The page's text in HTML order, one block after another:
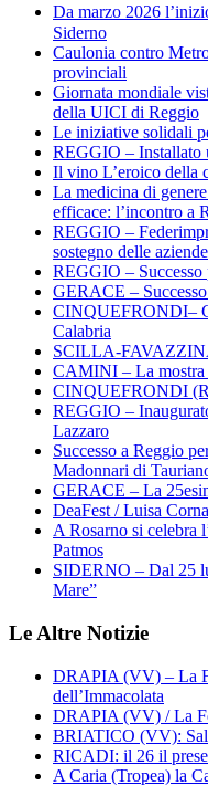
Da marzo 2026
Siderno
Caulonia contro
provinciali
Giornata mondiale
della UICI di Reggio
Le iniziative solidali
REGGIO – Installato
Il vino L’eroico della
La medicina di
efficace: l’incontro a
REGGIO –
sostegno delle
REGGIO –
GERACE –
CINQUEFRONDI–
Calabria
SCILLA-
CAMINI – La mostra
CINQUEFRONDI
REGGIO –
Lazzaro
Successo a Reggio
Madonnari di
GERACE – La
DeaFest / Luisa
A Rosarno si celebra
Patmos
SIDERNO – Dal 25
Mare”
Le Altre Notizie
DRAPIA (VV) – La
dell’Immacolata
DRAPIA (VV) / La
BRIATICO (VV):
RICADI: il 26 il
A Caria (Tropea) la